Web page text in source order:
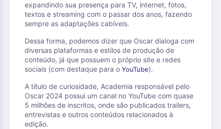
expandindo sua presença para TV, internet, fotos,
textos e streaming com o passar dos anos, fazendo
sempre as adaptações cabíveis.
Dessa forma, podemos dizer que Oscar dialoga com
diversas plataformas e estilos de produção de
conteúdo, já que possuem o próprio site e redes
sociais (com destaque para o YouTube).
A título de curiosidade, Academia responsável pelo
Oscar 2024 possui um canal no YouTube com quase
5 milhões de inscritos, onde são publicados trailers,
entrevistas e outros conteúdos relacionados à
edição.